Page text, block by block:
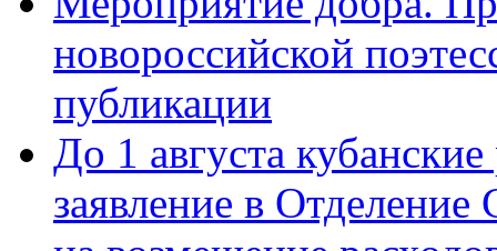
новороссийской
публикации
До 1 августа
заявление в